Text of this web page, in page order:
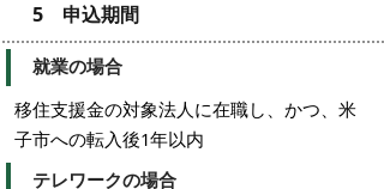
5 申込期間
就業の場合
移住支援金の対象法人に在職し、かつ、米
子市への転入後1年以内
テレワークの場合